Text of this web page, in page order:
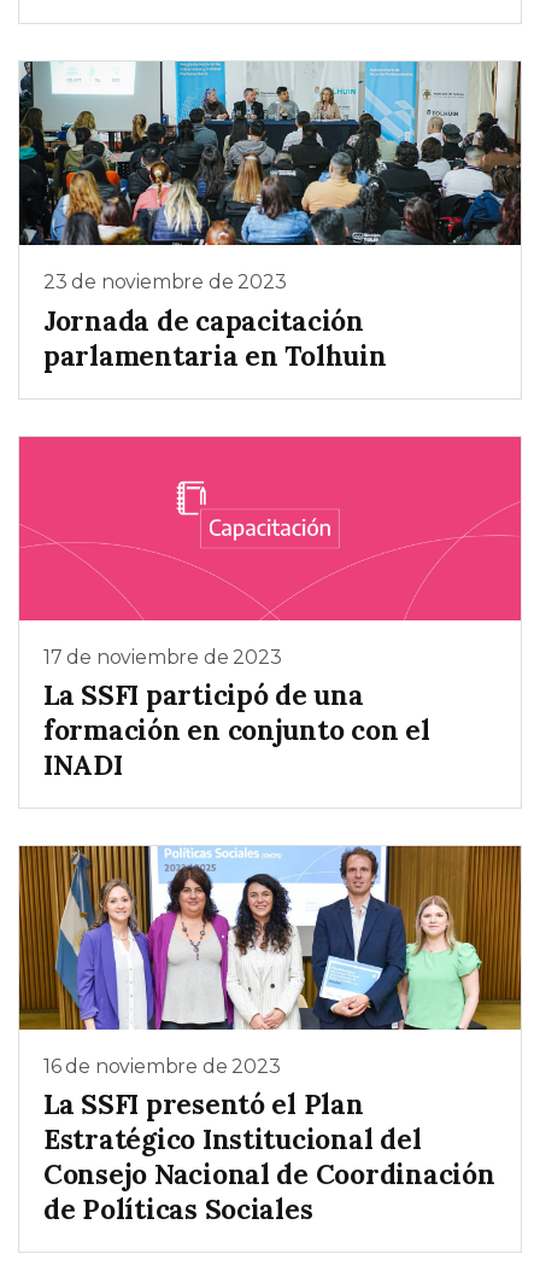
23 de noviembre de 2023
Jornada de capacitación
parlamentaria en Tolhuin
17 de noviembre de 2023
La SSFI participó de una
formación en conjunto con el
INADI
16 de noviembre de 2023
La SSFI presentó el Plan
Estratégico Institucional del
Consejo Nacional de Coordinación
de Políticas Sociales